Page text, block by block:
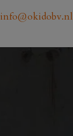
info@okidobv.nl